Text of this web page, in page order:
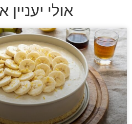
אולי יעניין